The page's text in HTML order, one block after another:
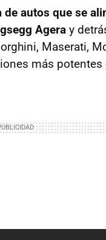
de autos que se
Agera y
Maserati,
más